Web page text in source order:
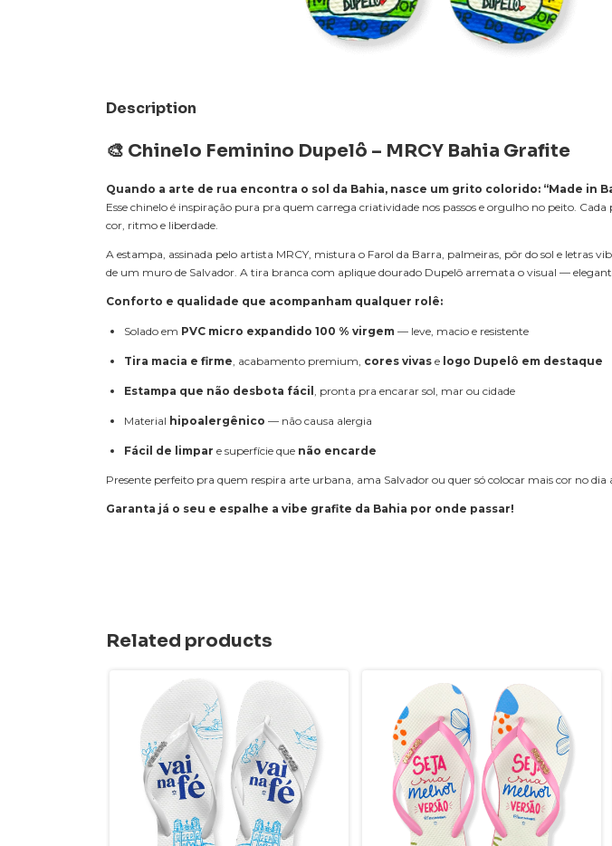
Description
🎨 Chinelo Feminino Dupelô – MRCY Bahia Grafite
Quando a arte de rua encontra o sol da Bahia, nasce um grito colorido: “Made in
Esse chinelo é inspiração pura pra quem carrega criatividade nos passos e orgulho no peito.
cor, ritmo e liberdade.
A estampa, assinada pelo artista MRCY, mistura o Farol da Barra, palmeiras, pôr do sol e letras
de um muro de Salvador. A tira branca com aplique dourado Dupelô arremata o visual —
Conforto e qualidade que acompanham qualquer rolê:
Solado em PVC micro expandido 100 % virgem — leve, macio e resistente
Tira macia e firme, acabamento premium, cores vivas e logo Dupelô em destaque
Estampa que não desbota fácil , pronta pra encarar sol, mar ou cidade
Material hipoalergênico — não causa alergia
Fácil de limpar e superfície que não encarde
Presente perfeito pra quem respira arte urbana, ama Salvador ou quer só colocar mais cor no dia
Garanta já o seu e espalhe a vibe grafite da Bahia por onde passar!
Related products